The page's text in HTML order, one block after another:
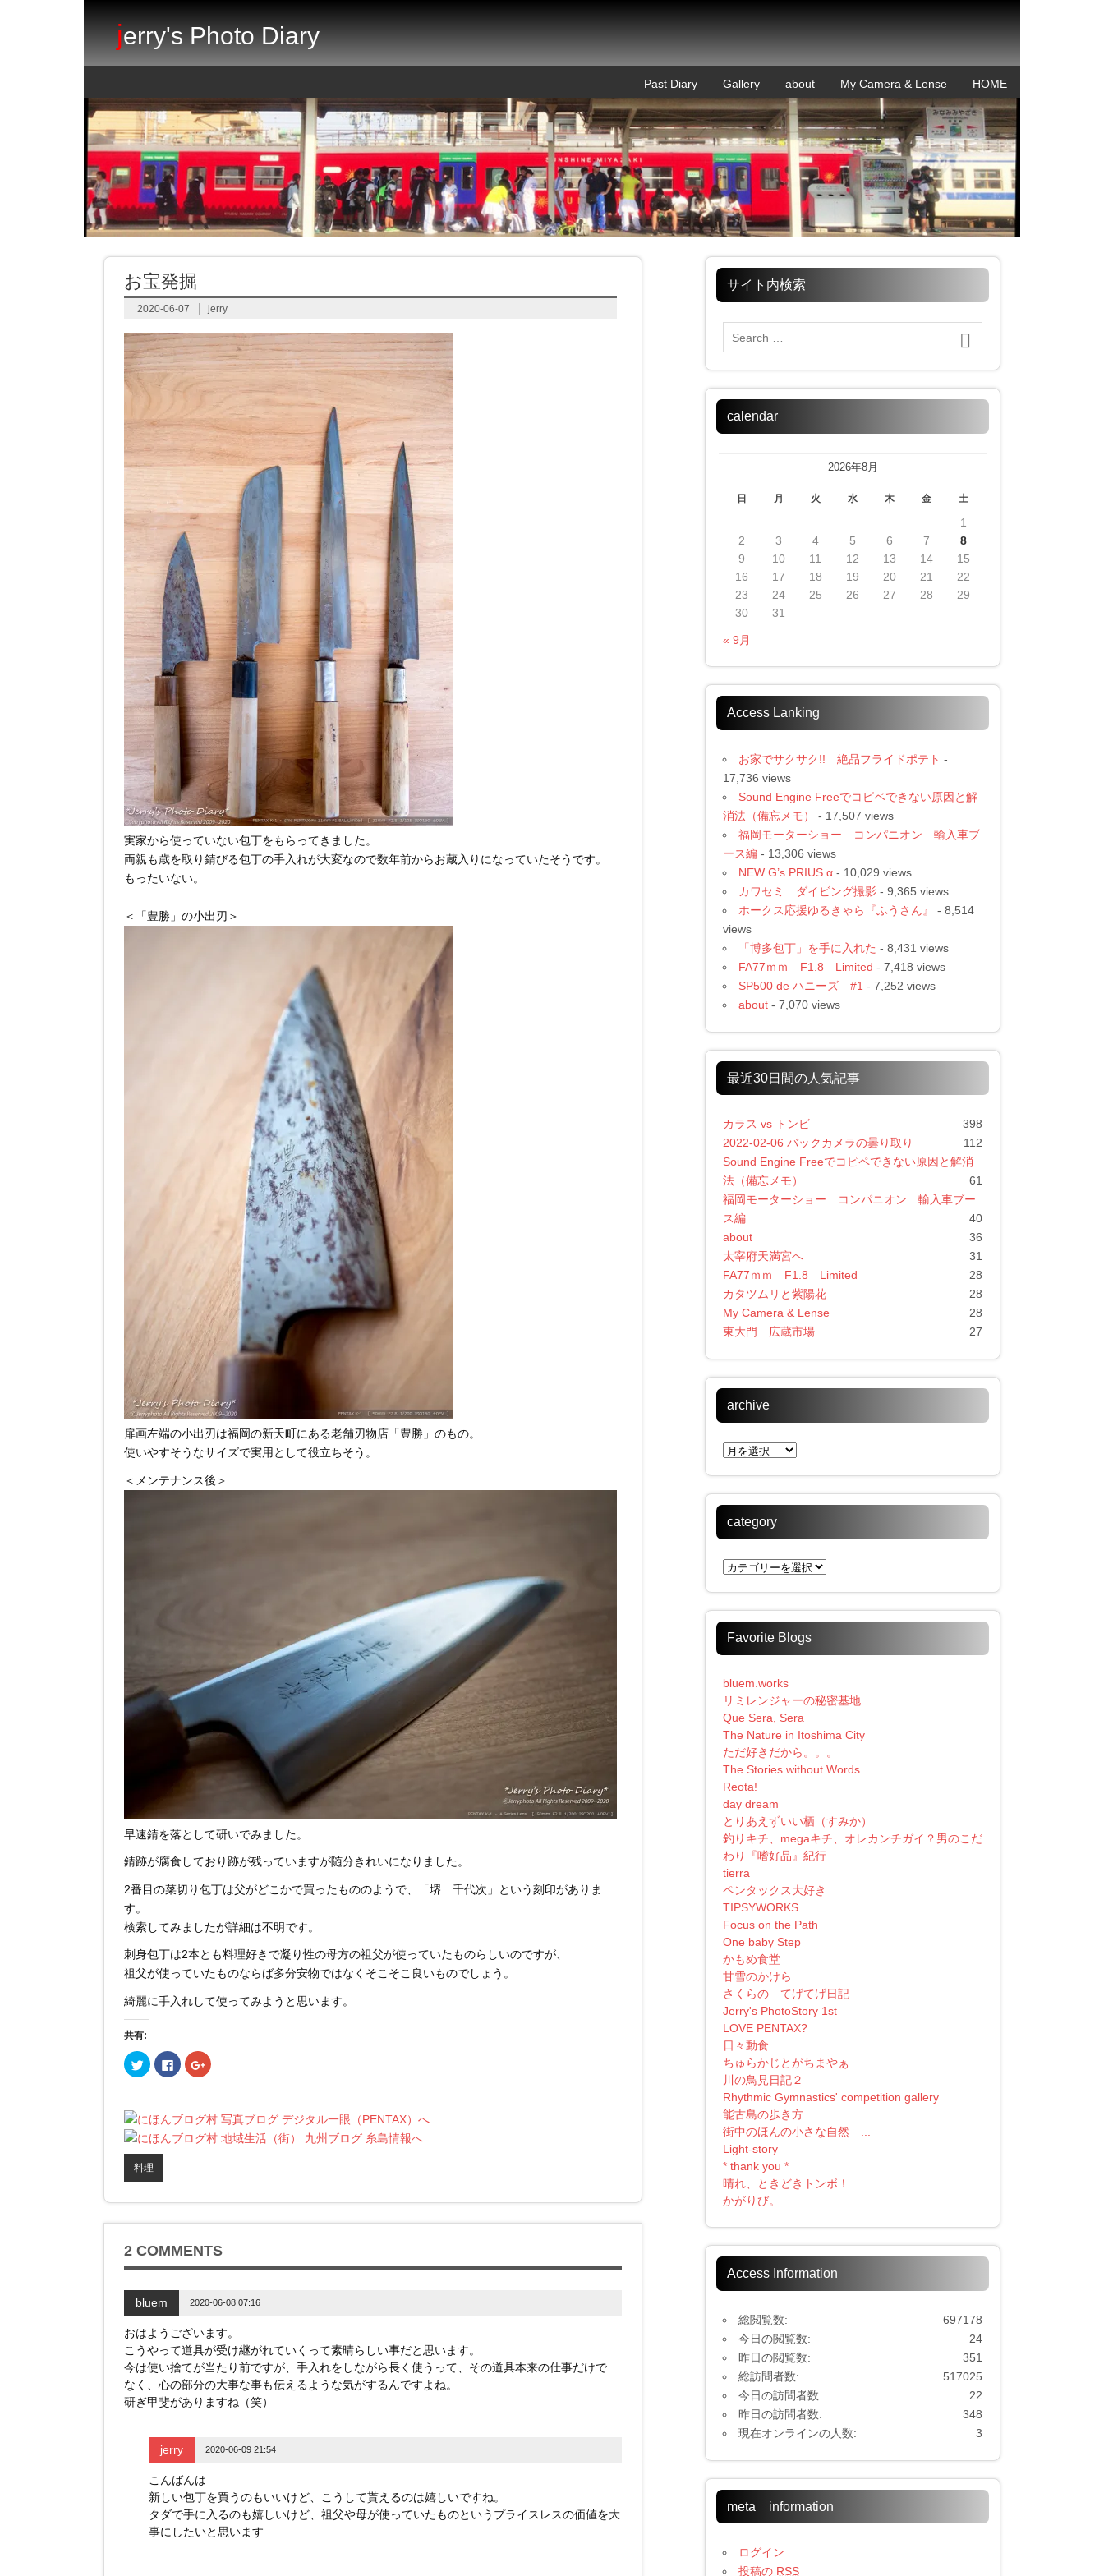
jerry's Photo Diary
HOME
My Camera & Lense
about
Gallery
Past Diary
お宝発掘
2020-06-07 jerry
実家から使っていない包丁をもらってきました。
両親も歳を取り錆びる包丁の手入れが大変なので数年前からお蔵入りになっていたそうです。
もったいない。
＜「豊勝」の小出刃＞
扉画左端の小出刃は福岡の新天町にある老舗刃物店「豊勝」のもの。
使いやすそうなサイズで実用として役立ちそう。
＜メンテナンス後＞
早速錆を落として研いでみました。
錆跡が腐食しており跡が残っていますが随分きれいになりました。
2番目の菜切り包丁は父がどこかで買ったもののようで、「堺 千代次」という刻印がありま
す。
検索してみましたが詳細は不明です。
刺身包丁は2本とも料理好きで凝り性の母方の祖父が使っていたものらしいのですが、
祖父が使っていたものならば多分安物ではなくそこそこ良いものでしょう。
綺麗に手入れして使ってみようと思います。
共有:
ク
リ
T
i
t
e
r
共
い
ウ
ィ
ド
ウ
で
開
き
ま
す
F
a
o
で
は
し
て
く
さ
新
し
い
ウ
ィ
ン
ド
ウ
で
開
す
)
ク
リ
て
G
o
o
共
い
ウ
ィ
ウ
で
き
ま
す
)
料理
2 COMMENTS
bluem 2020-06-08 07:16
おはようございます。
こうやって道具が受け継がれていくって素晴らしい事だと思います。
今は使い捨てが当たり前ですが、手入れをしながら長く使うって、その道具本来の仕事だけで
なく、心の部分の大事な事も伝えるような気がするんですよね。
研ぎ甲斐がありますね（笑）
jerry 2020-06-09 21:54
こんばんは
新しい包丁を買うのもいいけど、こうして貰えるのは嬉しいですね。
タダで手に入るのも嬉しいけど、祖父や母が使っていたものというプライスレスの価値を大
事にしたいと思います
サイト内検索
calendar
2026年8月
日 月 火 水 木 金 土
« 9月
1
2
3 4 5 6 7
8
9
10 11 12 13 14
15
16
17 18 19 20 21
22
23
24 25 26 27 28
29
30
31
Access Lanking
お家でサクサク!! 絶品フライドポテト -
17,736 views
Sound Engine Freeでコピペできない原因と解
消法（備忘メモ）
- 17,507 views
福岡モーターショー コンパニオン 輸入車ブ
ース編 - 13,306 views
NEW G’s PRIUS α - 10,029 views
カワセミ ダイビング撮影 - 9,365 views
ホークス応援ゆるきゃら『ふうさん』
- 8,514
views
「博多包丁」を手に入れた - 8,431 views
FA77ｍｍ F1.8 Limited - 7,418 views
SP500 de ハニーズ #1 - 7,252 views
about - 7,070 views
最近30日間の人気記事
カラス vs トンビ
398
2022-02-06 バックカメラの曇り取り
112
Sound Engine Freeでコピペできない原因と解消
法（備忘メモ）
61
福岡モーターショー コンパニオン 輸入車ブー
ス編
40
about
36
太宰府天満宮へ
31
FA77ｍｍ F1.8 Limited
28
カタツムリと紫陽花
28
My Camera & Lense
28
東大門 広蔵市場
27
archive
archive
category
category
Favorite Blogs
bluem.works
リミレンジャーの秘密基地
Que Sera, Sera
The Nature in Itoshima City
ただ好きだから。。。
The Stories without Words
Reota!
day dream
とりあえずいい栖（すみか）
釣りキチ、megaキチ、オレカンチガイ？男のこだ
わり『嗜好品』紀行
tierra
ペンタックス大好き
TIPSYWORKS
Focus on the Path
One baby Step
かもめ食堂
甘雪のかけら
さくらの てげてげ日記
Jerry's PhotoStory 1st
LOVE PENTAX?
日々動食
ちゅらかじとがちまやぁ
川の鳥見日記２
Rhythmic Gymnastics' competition gallery
能古島の歩き方
街中のほんの小さな自然 ...
Light-story
* thank you *
晴れ、ときどきトンボ！
かがりび。
Access Information
697178
総閲覧数:
24
今日の閲覧数:
351
昨日の閲覧数:
517025
総訪問者数:
22
今日の訪問者数:
348
昨日の訪問者数:
3
現在オンラインの人数:
meta information
ログイン
投稿の RSS